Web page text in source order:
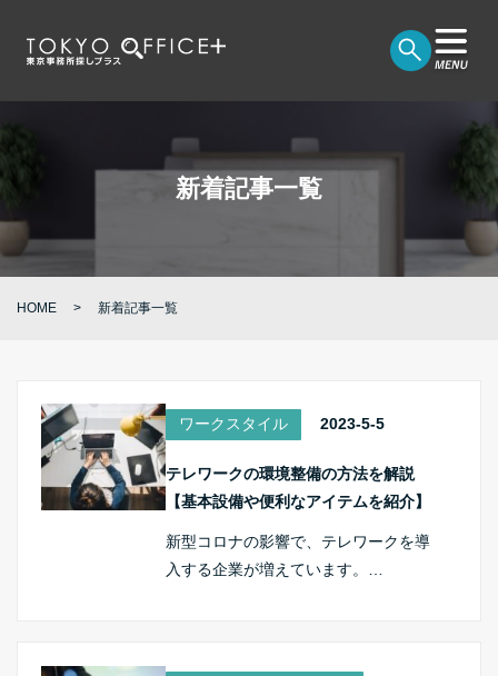
新着記事一覧
HOME 新着記事一覧
ワークスタイル 2023-5-5
テレワークの環境整備の方法を解説
【基本設備や便利なアイテムを紹介】
新型コロナの影響で、テレワークを導
入する企業が増えています。…